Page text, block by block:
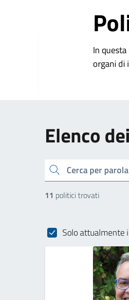
In
organi di
Elenco
cerca
11 politici trovati
Solo attualmente